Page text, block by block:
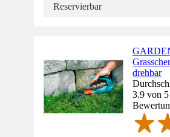
Reservierbar
drehbar
3.9 von 5